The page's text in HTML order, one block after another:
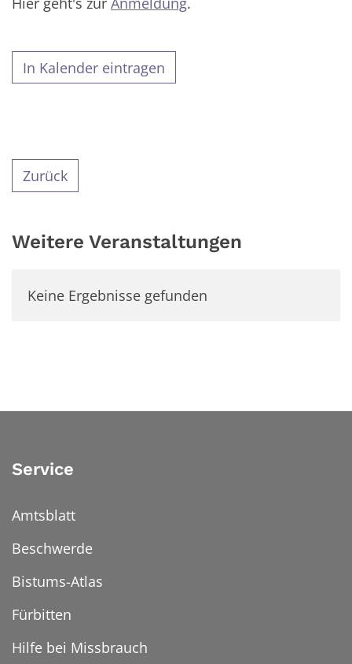
In Kalender eintragen
Zurück
Weitere Veranstaltungen
Keine Ergebnisse gefunden
Service
Amtsblatt
Beschwerde
Bistums-Atlas
Fürbitten
Hilfe bei Missbrauch